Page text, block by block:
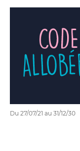
Du 27/07/21 au 31/12/30